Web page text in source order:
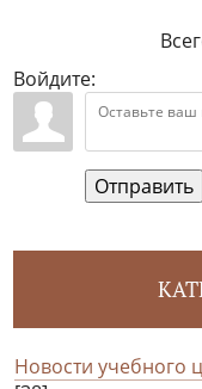
Войдите:
Отправить
Новости учебного